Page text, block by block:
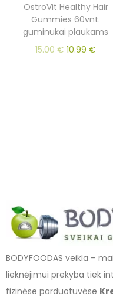
OstroVit Healthy Hair
Gummies 60vnt.
guminukai plaukams
15.00€ 10.99€
BODYFOODAS veikla –
lieknėjimui prekyba tiek
fizinėse parduotuvėse